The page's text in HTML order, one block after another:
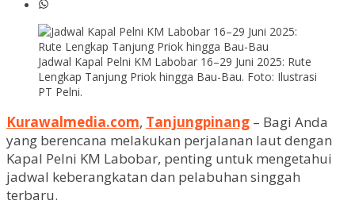
Jadwal Kapal Pelni KM Labobar 16–29 Juni 2025: Rute
Lengkap Tanjung Priok hingga Bau-Bau. Foto: Ilustrasi
PT Pelni.
Kurawalmedia.com, Tanjungpinang – Bagi Anda
yang berencana melakukan perjalanan laut dengan
Kapal Pelni KM Labobar, penting untuk mengetahui
jadwal keberangkatan dan pelabuhan singgah
terbaru.